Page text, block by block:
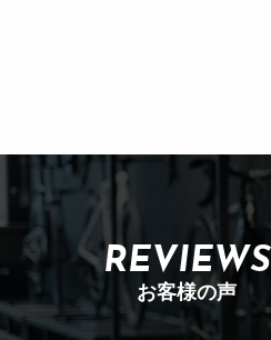
REVIEWS
お客様の声